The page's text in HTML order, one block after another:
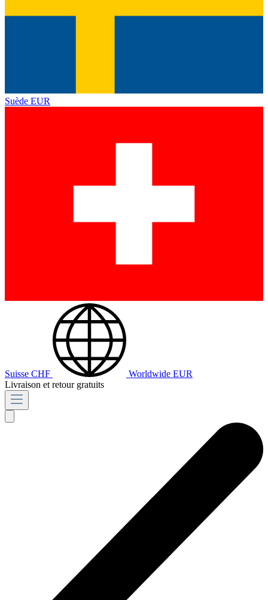
Suède EUR
Suisse CHF Worldwide EUR
Livraison et retour gratuits